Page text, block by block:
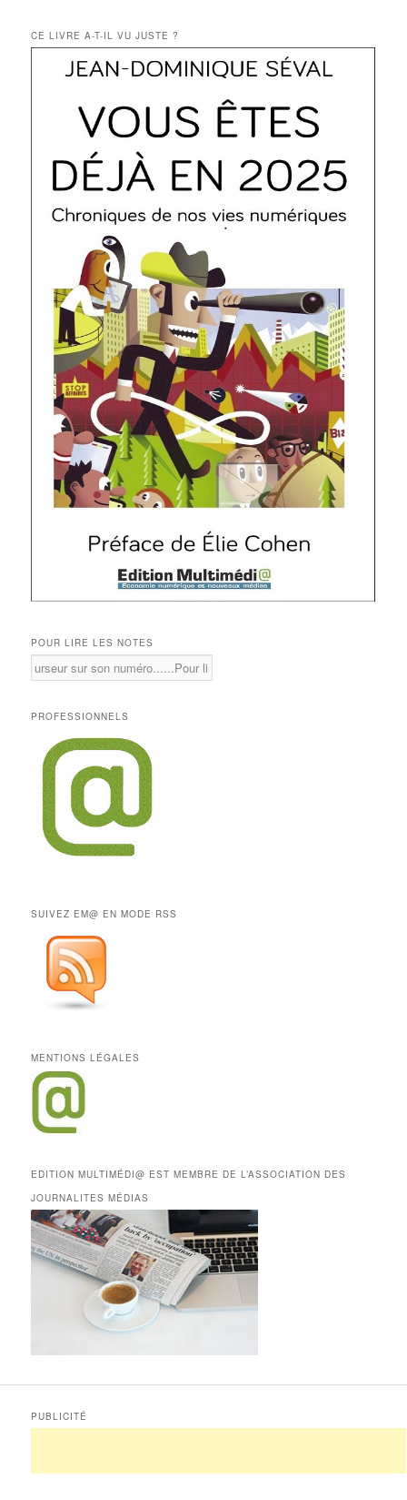
CE LIVRE A-T-IL VU JUSTE ?
POUR LIRE LES NOTES
PROFESSIONNELS
SUIVEZ EM@ EN MODE RSS
MENTIONS LÉGALES
EDITION MULTIMÉDI@ EST MEMBRE DE L’ASSOCIATION DES
JOURNALITES MÉDIAS
PUBLICITÉ